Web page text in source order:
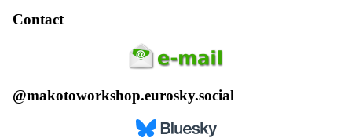
Contact
@makotoworkshop.eurosky.social